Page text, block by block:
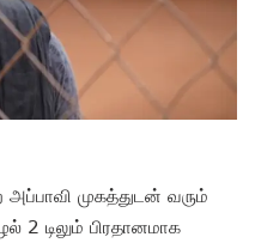
அப்பாவி முகத்துடன் வரும்
2 டிலும் பிரதானமாக